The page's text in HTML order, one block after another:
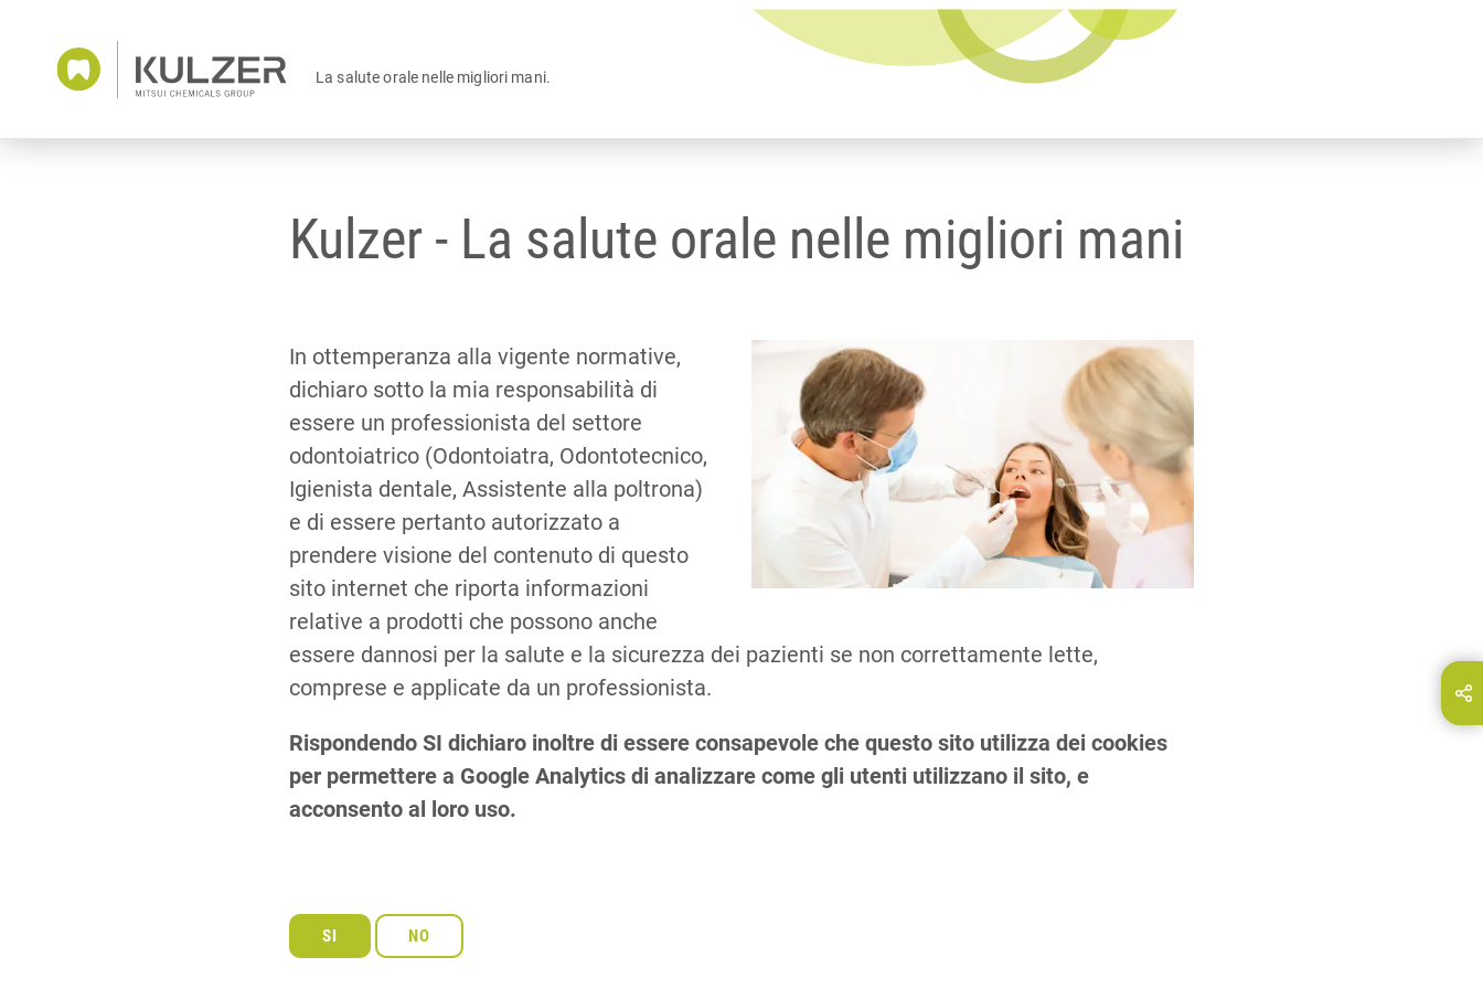
La salute orale nelle migliori mani.
Kulzer - La salute orale nelle migliori mani
In ottemperanza alla vigente normative,
dichiaro sotto la mia responsabilità di
essere un professionista del settore
odontoiatrico (Odontoiatra, Odontotecnico,
Igienista dentale, Assistente alla poltrona)
e di essere pertanto autorizzato a
prendere visione del contenuto di questo
sito internet che riporta informazioni
relative a prodotti che possono anche
essere dannosi per la salute e la sicurezza dei pazienti se non correttamente lette,
comprese e applicate da un professionista.
Rispondendo SI dichiaro inoltre di essere consapevole che questo sito utilizza dei cookies
per permettere a Google Analytics di analizzare come gli utenti utilizzano il sito, e
acconsento al loro uso.